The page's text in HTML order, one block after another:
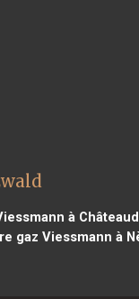
à
gaz Viessmann à